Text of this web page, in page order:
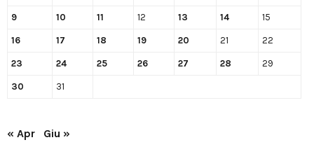
9 10 11 12 13 14 15
16 17 18 19 20 21 22
23 24 25 26 27 28 29
30 31
« Apr Giu »